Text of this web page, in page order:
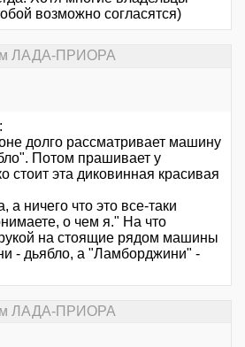
возможно согласятся)
ЛАДА-ПРИОРА
долго рассматривает машину
Потом прашивает у
стоит эта диковинная красивая
ничего что это все-таки
о чем я." На что
на стоящие рядом машины
- дьябло, а "Ламборджини" -
ЛАДА-ПРИОРА